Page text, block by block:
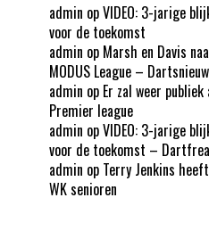
admin opVIDEO: 3-jarige
voor de toekomst
admin op Marsh en Davis
MODUS League –
admin op Er zal weer
Premier league
admin opVIDEO: 3-jarige
voor de toekomst –
admin op Terry Jenkins
WK senioren